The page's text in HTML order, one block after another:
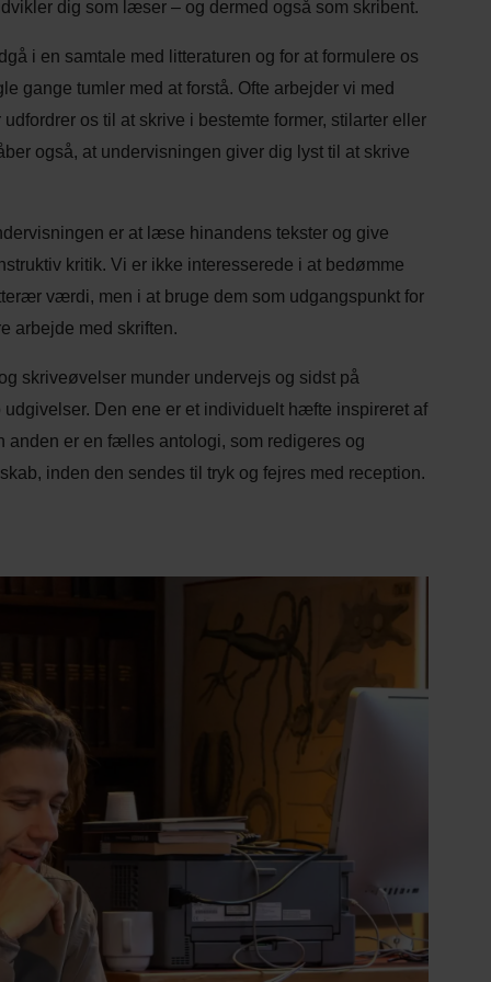
dig som læser – og dermed også som skribent.
i en samtale med litteraturen og for at formulere os
gange tumler med at forstå. Ofte arbejder vi med
os til at skrive i bestemte former, stilarter eller
også, at undervisningen giver dig lyst til at skrive
er at læse hinandens tekster og give
kritik. Vi er ikke interesserede i at bedømme
værdi, men i at bruge dem som udgangspunkt for
arbejde med skriften.
skriveøvelser munder undervejs og sidst på
udgivelser. Den ene er et individuelt hæfte inspireret af
anden er en fælles antologi, som redigeres og
inden den sendes til tryk og fejres med reception.